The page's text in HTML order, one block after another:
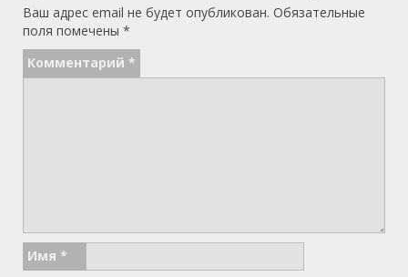
Ваш адрес email не будет опубликован. Обязательные
поля помечены *
Комментарий *
Имя *